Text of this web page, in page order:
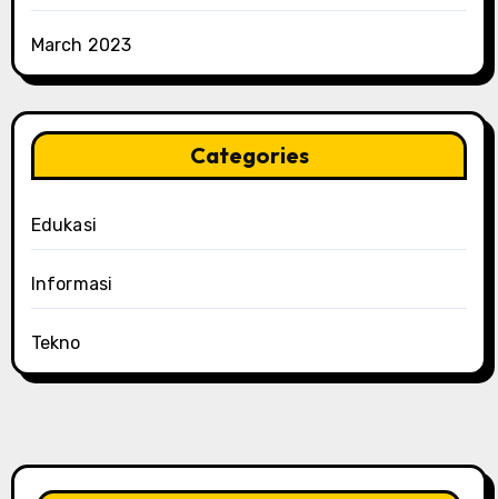
March 2023
Categories
Edukasi
Informasi
Tekno